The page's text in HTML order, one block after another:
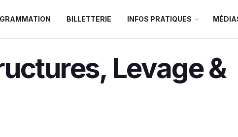
BILLETTERIE INFOS PRATIQUES
Levage &